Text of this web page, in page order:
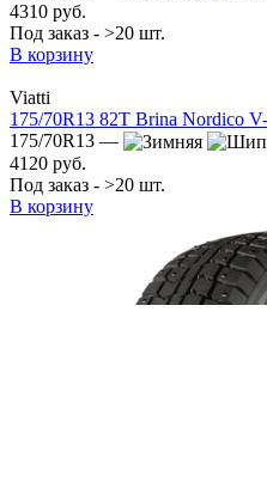
4310 руб.
Под заказ - >20 шт.
В корзину
Viatti
175/70R13 82T Brina Nordico
175/70R13 —
4120 руб.
Под заказ - >20 шт.
В корзину